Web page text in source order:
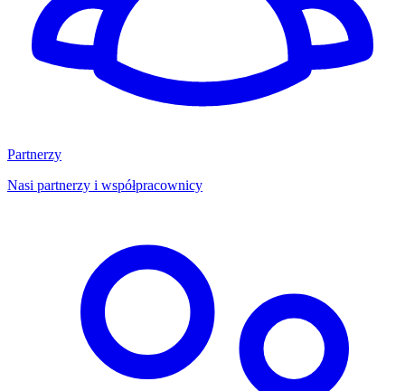
Partnerzy
Nasi partnerzy i współpracownicy